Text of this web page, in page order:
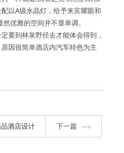
以A级水晶灯，给予来宾耀眼和
然优雅的空间并不显单调。
要到林泉野径去才能体会得到，
原因很简单酒店内汽车特色为主
酒店设计 下一篇